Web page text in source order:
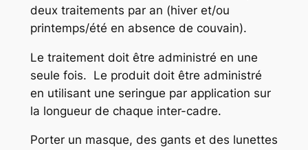
deux traitements par an (hiver et/ou
printemps/été en absence de couvain).
Le traitement doit être administré en une
seule fois. Le produit doit être administré
en utilisant une seringue par application sur
la longueur de chaque inter-cadre.
Porter un masque, des gants et des lunettes